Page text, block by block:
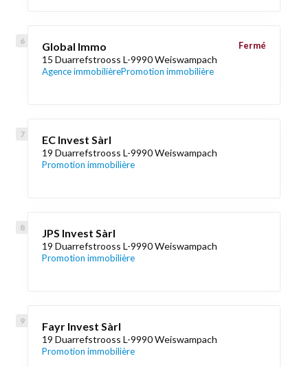
Global Immo
15 Duarrefstrooss L-9990 Weiswampach
Agence immobilièrePromotion immobilière
Fermé
EC Invest Sàrl
19 Duarrefstrooss L-9990 Weiswampach
Promotion immobilière
JPS Invest Sàrl
19 Duarrefstrooss L-9990 Weiswampach
Promotion immobilière
Fayr Invest Sàrl
19 Duarrefstrooss L-9990 Weiswampach
Promotion immobilière